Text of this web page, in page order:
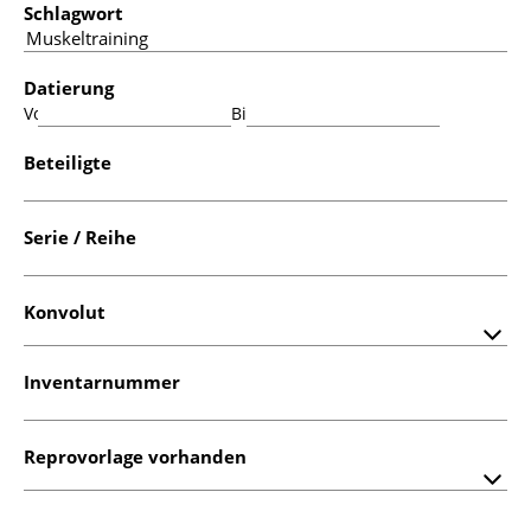
Schlagwort
Datierung
Von: Bis:
Beteiligte
Serie / Reihe
Konvolut
Inventarnummer
Reprovorlage vorhanden